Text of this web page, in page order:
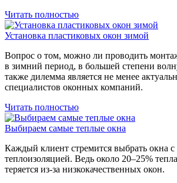
Читать полностью
Установка пластиковых окон зимой
Вопрос о том, можно ли проводить
в зимний период, в большей степени
также дилемма является не менее
специалистов оконных компаний.
Читать полностью
Выбираем самые теплые окна
Каждый клиент стремится выбрать окна
теплоизоляцией. Ведь около 20–25%
теряется из-за низкокачественных окон.